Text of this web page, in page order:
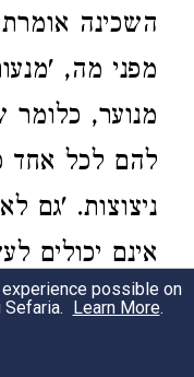
השכינה
מפני מה,
מנוער,
להם לכל אחד
ניצוצות. 'גם
אינם יכולים
חרשו
רעות,
possible on
Learn More.